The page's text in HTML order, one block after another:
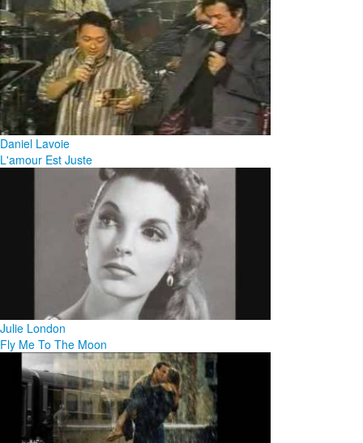
Daniel Lavoie
L'amour Est Juste
Julie London
Fly Me To The Moon